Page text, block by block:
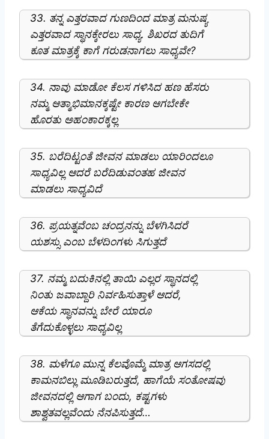
33. ತನ್ನ ಎತ್ತರವಾದ ಗುಣದಿಂದ ಮಾತ್ರ ಮನುಷ್ಯ
ಎತ್ತರವಾದ ಸ್ಥಾನಕ್ಕೇರಲು ಸಾಧ್ಯ. ಶಿಖರದ ತುದಿಗೆ
ಕೂತ ಮಾತ್ರಕ್ಕೆ ಕಾಗೆ ಗರುಡನಾಗಲು ಸಾಧ್ಯವೇ?
34. ನಾವು ಮಾಡೋ ಕೆಲಸ ಗಳಿಸಿದ ಹಣ ಹೆಸರು
ನಮ್ಮ ಆತ್ಮಾಭಿಮಾನಕ್ಕಷ್ಟೇ ಕಾರಣ ಆಗಬೇಕೇ
ಹೊರತು ಅಹಂಕಾರಕ್ಕಲ್ಲ
35. ಬರೆದಿಟ್ಟಂತೆ ಜೀವನ ಮಾಡಲು ಯಾರಿಂದಲೂ
ಸಾಧ್ಯವಿಲ್ಲ ಆದರೆ ಬರೆದಿಡುವಂತಹ ಜೀವನ
ಮಾಡಲು ಸಾಧ್ಯವಿದೆ
36. ಪ್ರಯತ್ನವೆಂಬ ಚಂದ್ರನನ್ನು ಬೆಳಗಿಸಿದರೆ
ಯಶಸ್ಸು ಎಂಬ ಬೆಳದಿಂಗಳು ಸಿಗುತ್ತದೆ
37. ನಮ್ಮ ಬದುಕಿನಲ್ಲಿ ತಾಯಿ ಎಲ್ಲರ ಸ್ಥಾನದಲ್ಲಿ
ನಿಂತು ಜವಾಬ್ದಾರಿ ನಿರ್ವಹಿಸುತ್ತಾಳೆ ಆದರೆ,
ಆಕೆಯ ಸ್ಥಾನವನ್ನು ಬೇರೆ ಯಾರೂ
ತೆಗೆದುಕೊಳ್ಳಲು ಸಾಧ್ಯವಿಲ್ಲ
38. ಮಳೆಗೂ ಮುನ್ನ ಕೆಲವೊಮ್ಮೆ ಮಾತ್ರ ಆಗಸದಲ್ಲಿ
ಕಾಮನಬಿಲ್ಲು ಮೂಡಿಬರುತ್ತದೆ, ಹಾಗೆಯೆ ಸಂತೋಷವು
ಜೀವನದಲ್ಲಿ ಆಗಾಗ ಬಂದು, ಕಷ್ಟಗಳು
ಶಾಶ್ವತವಲ್ಲವೆಂದು ನೆನಪಿಸುತ್ತದೆ…